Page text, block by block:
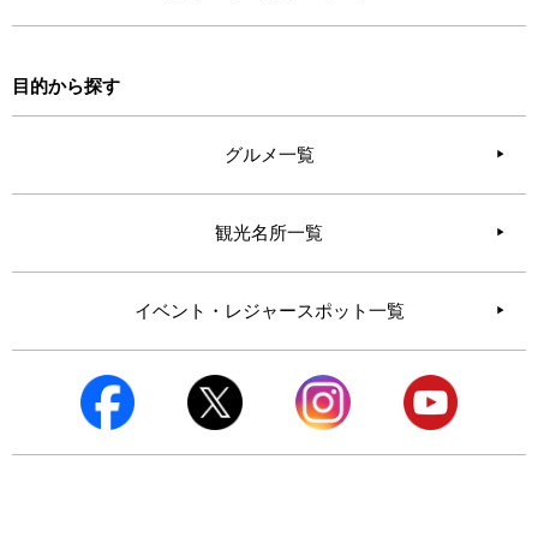
目的から探す
グルメ一覧
観光名所一覧
イベント・レジャースポット一覧